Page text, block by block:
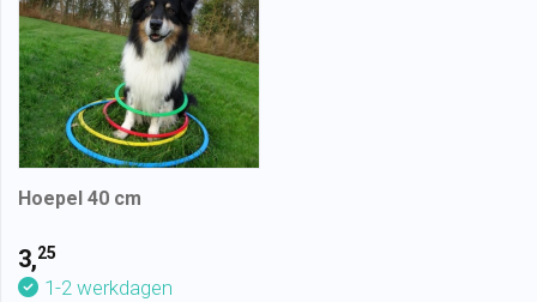
Hoepel 40 cm
3,25
1-2 werkdagen